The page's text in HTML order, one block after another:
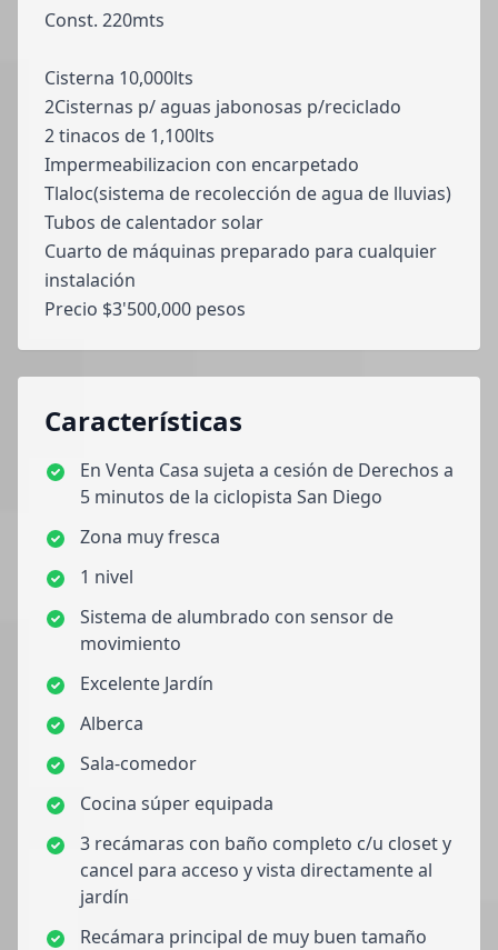
Const. 220mts
Cisterna 10,000lts
2Cisternas p/ aguas jabonosas p/reciclado
2 tinacos de 1,100lts
Impermeabilizacion con encarpetado
Tlaloc(sistema de recolección de agua de lluvias)
Tubos de calentador solar
Cuarto de máquinas preparado para cualquier
instalación
Precio $3'500,000 pesos
Características
En Venta Casa sujeta a cesión de Derechos a
5 minutos de la ciclopista San Diego
Zona muy fresca
1 nivel
Sistema de alumbrado con sensor de
movimiento
Excelente Jardín
Alberca
Sala-comedor
Cocina súper equipada
3 recámaras con baño completo c/u closet y
cancel para acceso y vista directamente al
jardín
Recámara principal de muy buen tamaño